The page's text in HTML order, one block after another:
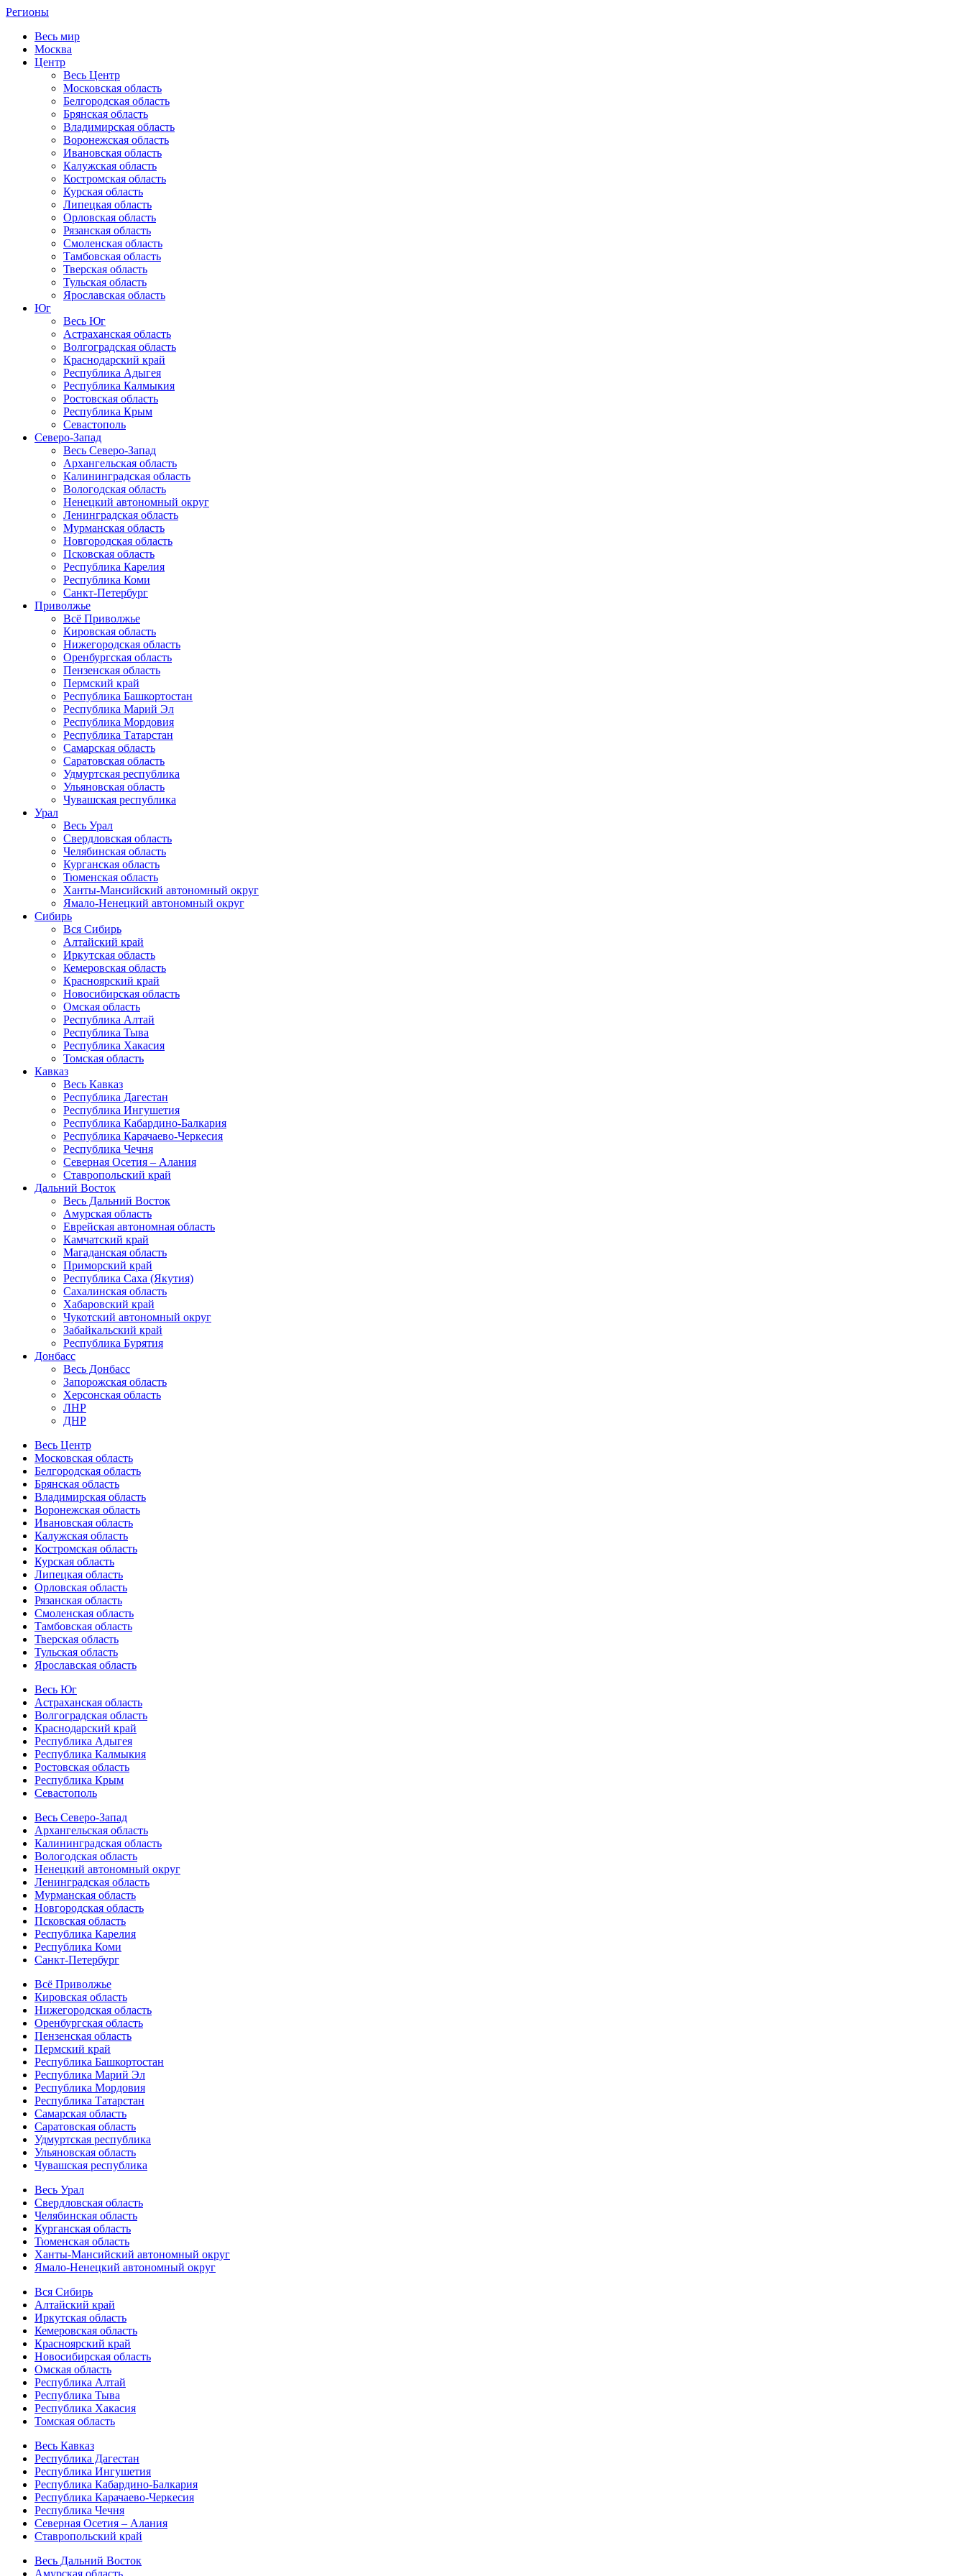
Регионы
Весь мир
Москва
Центр
Весь Центр
Московская область
Белгородская область
Брянская область
Владимирская область
Воронежская область
Ивановская область
Калужская область
Костромская область
Курская область
Липецкая область
Орловская область
Рязанская область
Смоленская область
Тамбовская область
Тверская область
Тульская область
Ярославская область
Юг
Весь Юг
Астраханская область
Волгоградская область
Краснодарский край
Республика Адыгея
Республика Калмыкия
Ростовская область
Республика Крым
Севастополь
Северо-Запад
Весь Северо-Запад
Архангельская область
Калининградская область
Вологодская область
Ненецкий автономный округ
Ленинградская область
Мурманская область
Новгородская область
Псковская область
Республика Карелия
Республика Коми
Санкт-Петербург
Приволжье
Всё Приволжье
Кировская область
Нижегородская область
Оренбургская область
Пензенская область
Пермский край
Республика Башкортостан
Республика Марий Эл
Республика Мордовия
Республика Татарстан
Самарская область
Саратовская область
Удмуртская республика
Ульяновская область
Чувашская республика
Урал
Весь Урал
Свердловская область
Челябинская область
Курганская область
Тюменская область
Ханты-Мансийский автономный округ
Ямало-Ненецкий автономный округ
Сибирь
Вся Сибирь
Алтайский край
Иркутская область
Кемеровская область
Красноярский край
Новосибирская область
Омская область
Республика Алтай
Республика Тыва
Республика Хакасия
Томская область
Кавказ
Весь Кавказ
Республика Дагестан
Республика Ингушетия
Республика Кабардино-Балкария
Республика Карачаево-Черкесия
Республика Чечня
Северная Осетия – Алания
Ставропольский край
Дальний Восток
Весь Дальний Восток
Амурская область
Еврейская автономная область
Камчатский край
Магаданская область
Приморский край
Республика Саха (Якутия)
Сахалинская область
Хабаровский край
Чукотский автономный округ
Забайкальский край
Республика Бурятия
Донбасс
Весь Донбасс
Запорожская область
Херсонская область
ЛНР
ДНР
Весь Центр
Московская область
Белгородская область
Брянская область
Владимирская область
Воронежская область
Ивановская область
Калужская область
Костромская область
Курская область
Липецкая область
Орловская область
Рязанская область
Смоленская область
Тамбовская область
Тверская область
Тульская область
Ярославская область
Весь Юг
Астраханская область
Волгоградская область
Краснодарский край
Республика Адыгея
Республика Калмыкия
Ростовская область
Республика Крым
Севастополь
Весь Северо-Запад
Архангельская область
Калининградская область
Вологодская область
Ненецкий автономный округ
Ленинградская область
Мурманская область
Новгородская область
Псковская область
Республика Карелия
Республика Коми
Санкт-Петербург
Всё Приволжье
Кировская область
Нижегородская область
Оренбургская область
Пензенская область
Пермский край
Республика Башкортостан
Республика Марий Эл
Республика Мордовия
Республика Татарстан
Самарская область
Саратовская область
Удмуртская республика
Ульяновская область
Чувашская республика
Весь Урал
Свердловская область
Челябинская область
Курганская область
Тюменская область
Ханты-Мансийский автономный округ
Ямало-Ненецкий автономный округ
Вся Сибирь
Алтайский край
Иркутская область
Кемеровская область
Красноярский край
Новосибирская область
Омская область
Республика Алтай
Республика Тыва
Республика Хакасия
Томская область
Весь Кавказ
Республика Дагестан
Республика Ингушетия
Республика Кабардино-Балкария
Республика Карачаево-Черкесия
Республика Чечня
Северная Осетия – Алания
Ставропольский край
Весь Дальний Восток
Амурская область